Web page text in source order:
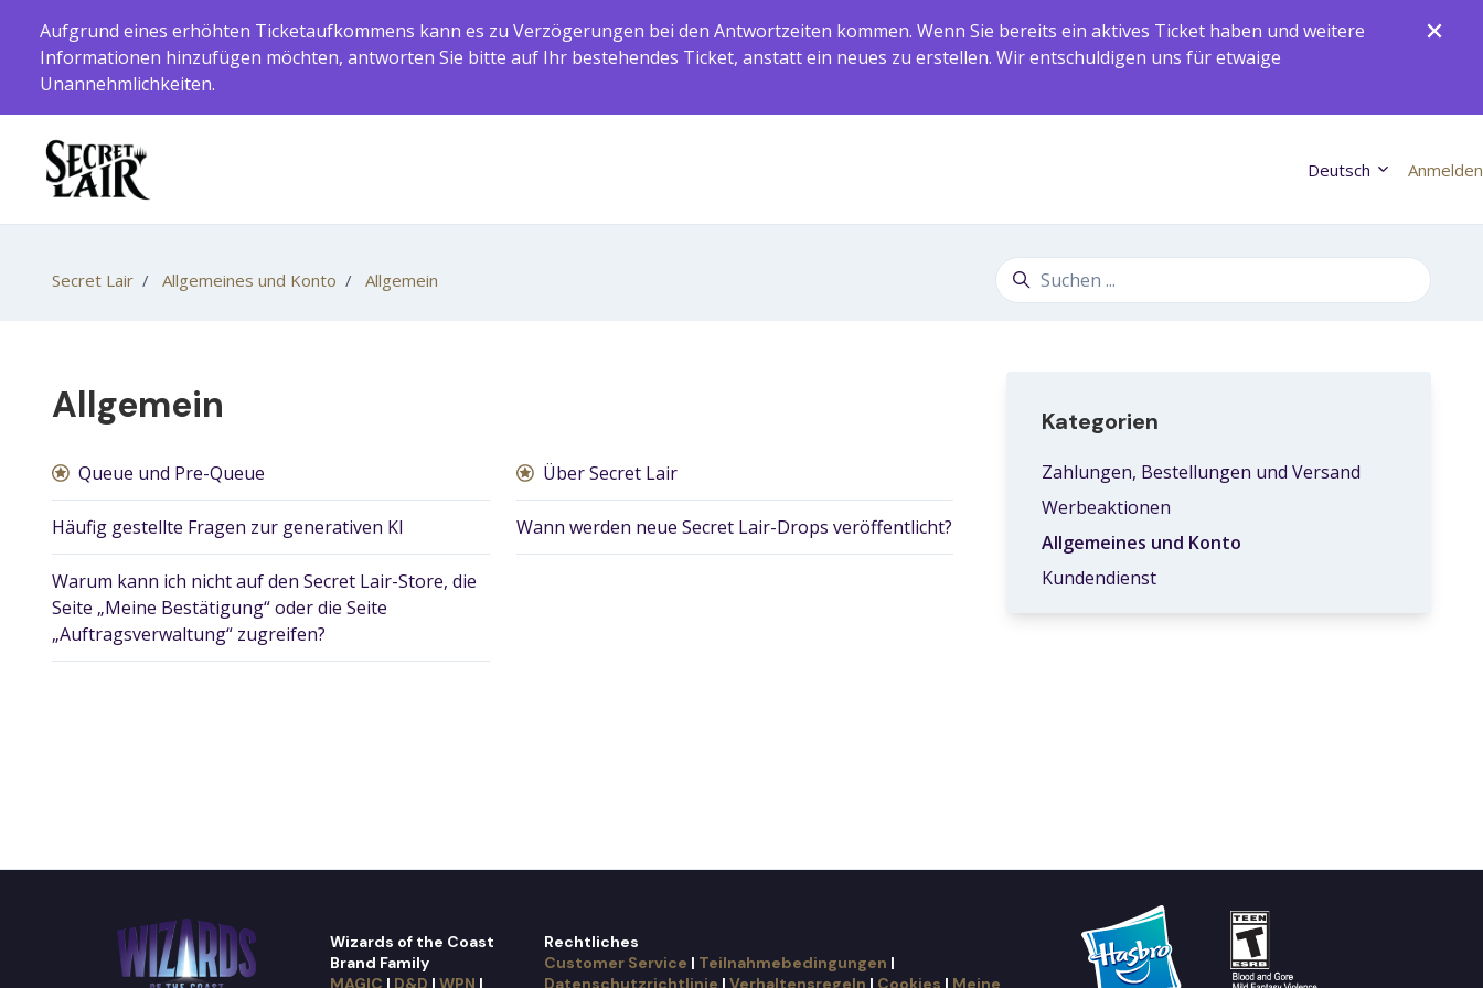
Aufgrund eines erhöhten Ticketaufkommens kann es zu Verzögerungen bei den Antwortzeiten kommen. Wenn Sie bereits ein aktives Ticket haben und weitere
Informationen hinzufügen möchten, antworten Sie bitte auf Ihr bestehendes Ticket, anstatt ein neues zu erstellen. Wir entschuldigen uns für etwaige
Unannehmlichkeiten.
Deutsch Anmelden
Secret Lair Allgemeines und Konto Allgemein Suche
Allgemein
Queue und Pre-Queue Über Secret Lair
Häufig gestellte Fragen zur generativen KI Wann werden neue Secret Lair-Drops veröffentlicht?
Warum kann ich nicht auf den Secret Lair-Store, die
Seite „Meine Bestätigung“ oder die Seite
„Auftragsverwaltung“ zugreifen?
Kategorien
Zahlungen, Bestellungen und Versand
Werbeaktionen
Allgemeines und Konto
Kundendienst
Wizards of the Coast
Brand Family
MAGIC | D&D | WPN |
Rechtliches
Customer Service | Teilnahmebedingungen |
Datenschutzrichtlinie |Verhaltensregeln | Cookies | Meine